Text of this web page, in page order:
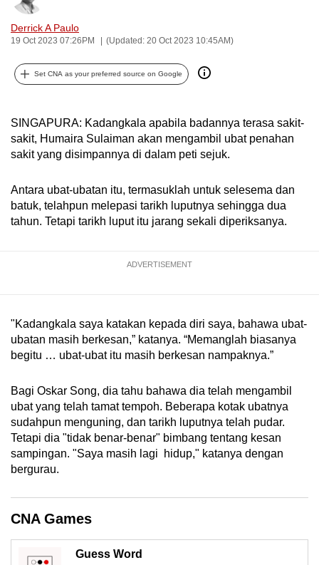
Derrick A Paulo
19 Oct 2023 07:26PM (Updated: 20 Oct 2023 10:45AM)
Set CNA as your preferred source on Google
SINGAPURA: Kadangkala apabila badannya terasa sakit-
sakit, Humaira Sulaiman akan mengambil ubat penahan
sakit yang disimpannya di dalam peti sejuk.
Antara ubat-ubatan itu, termasuklah untuk selesema dan
batuk, telahpun melepasi tarikh luputnya sehingga dua
tahun. Tetapi tarikh luput itu jarang sekali diperiksanya.
ADVERTISEMENT
"Kadangkala saya katakan kepada diri saya, bahawa ubat-
ubatan masih berkesan,” katanya. “Memanglah biasanya
begitu … ubat-ubat itu masih berkesan nampaknya.”
Bagi Oskar Song, dia tahu bahawa dia telah mengambil
ubat yang telah tamat tempoh. Beberapa kotak ubatnya
sudahpun menguning, dan tarikh luputnya telah pudar.
Tetapi dia "tidak benar-benar" bimbang tentang kesan
sampingan. "Saya masih lagi hidup," katanya dengan
bergurau.
CNA Games
Guess Word
can
possibly
To
upgrade
to
a
browser
or,
for
mobile
Upgraded
but
still
having
issues?
us